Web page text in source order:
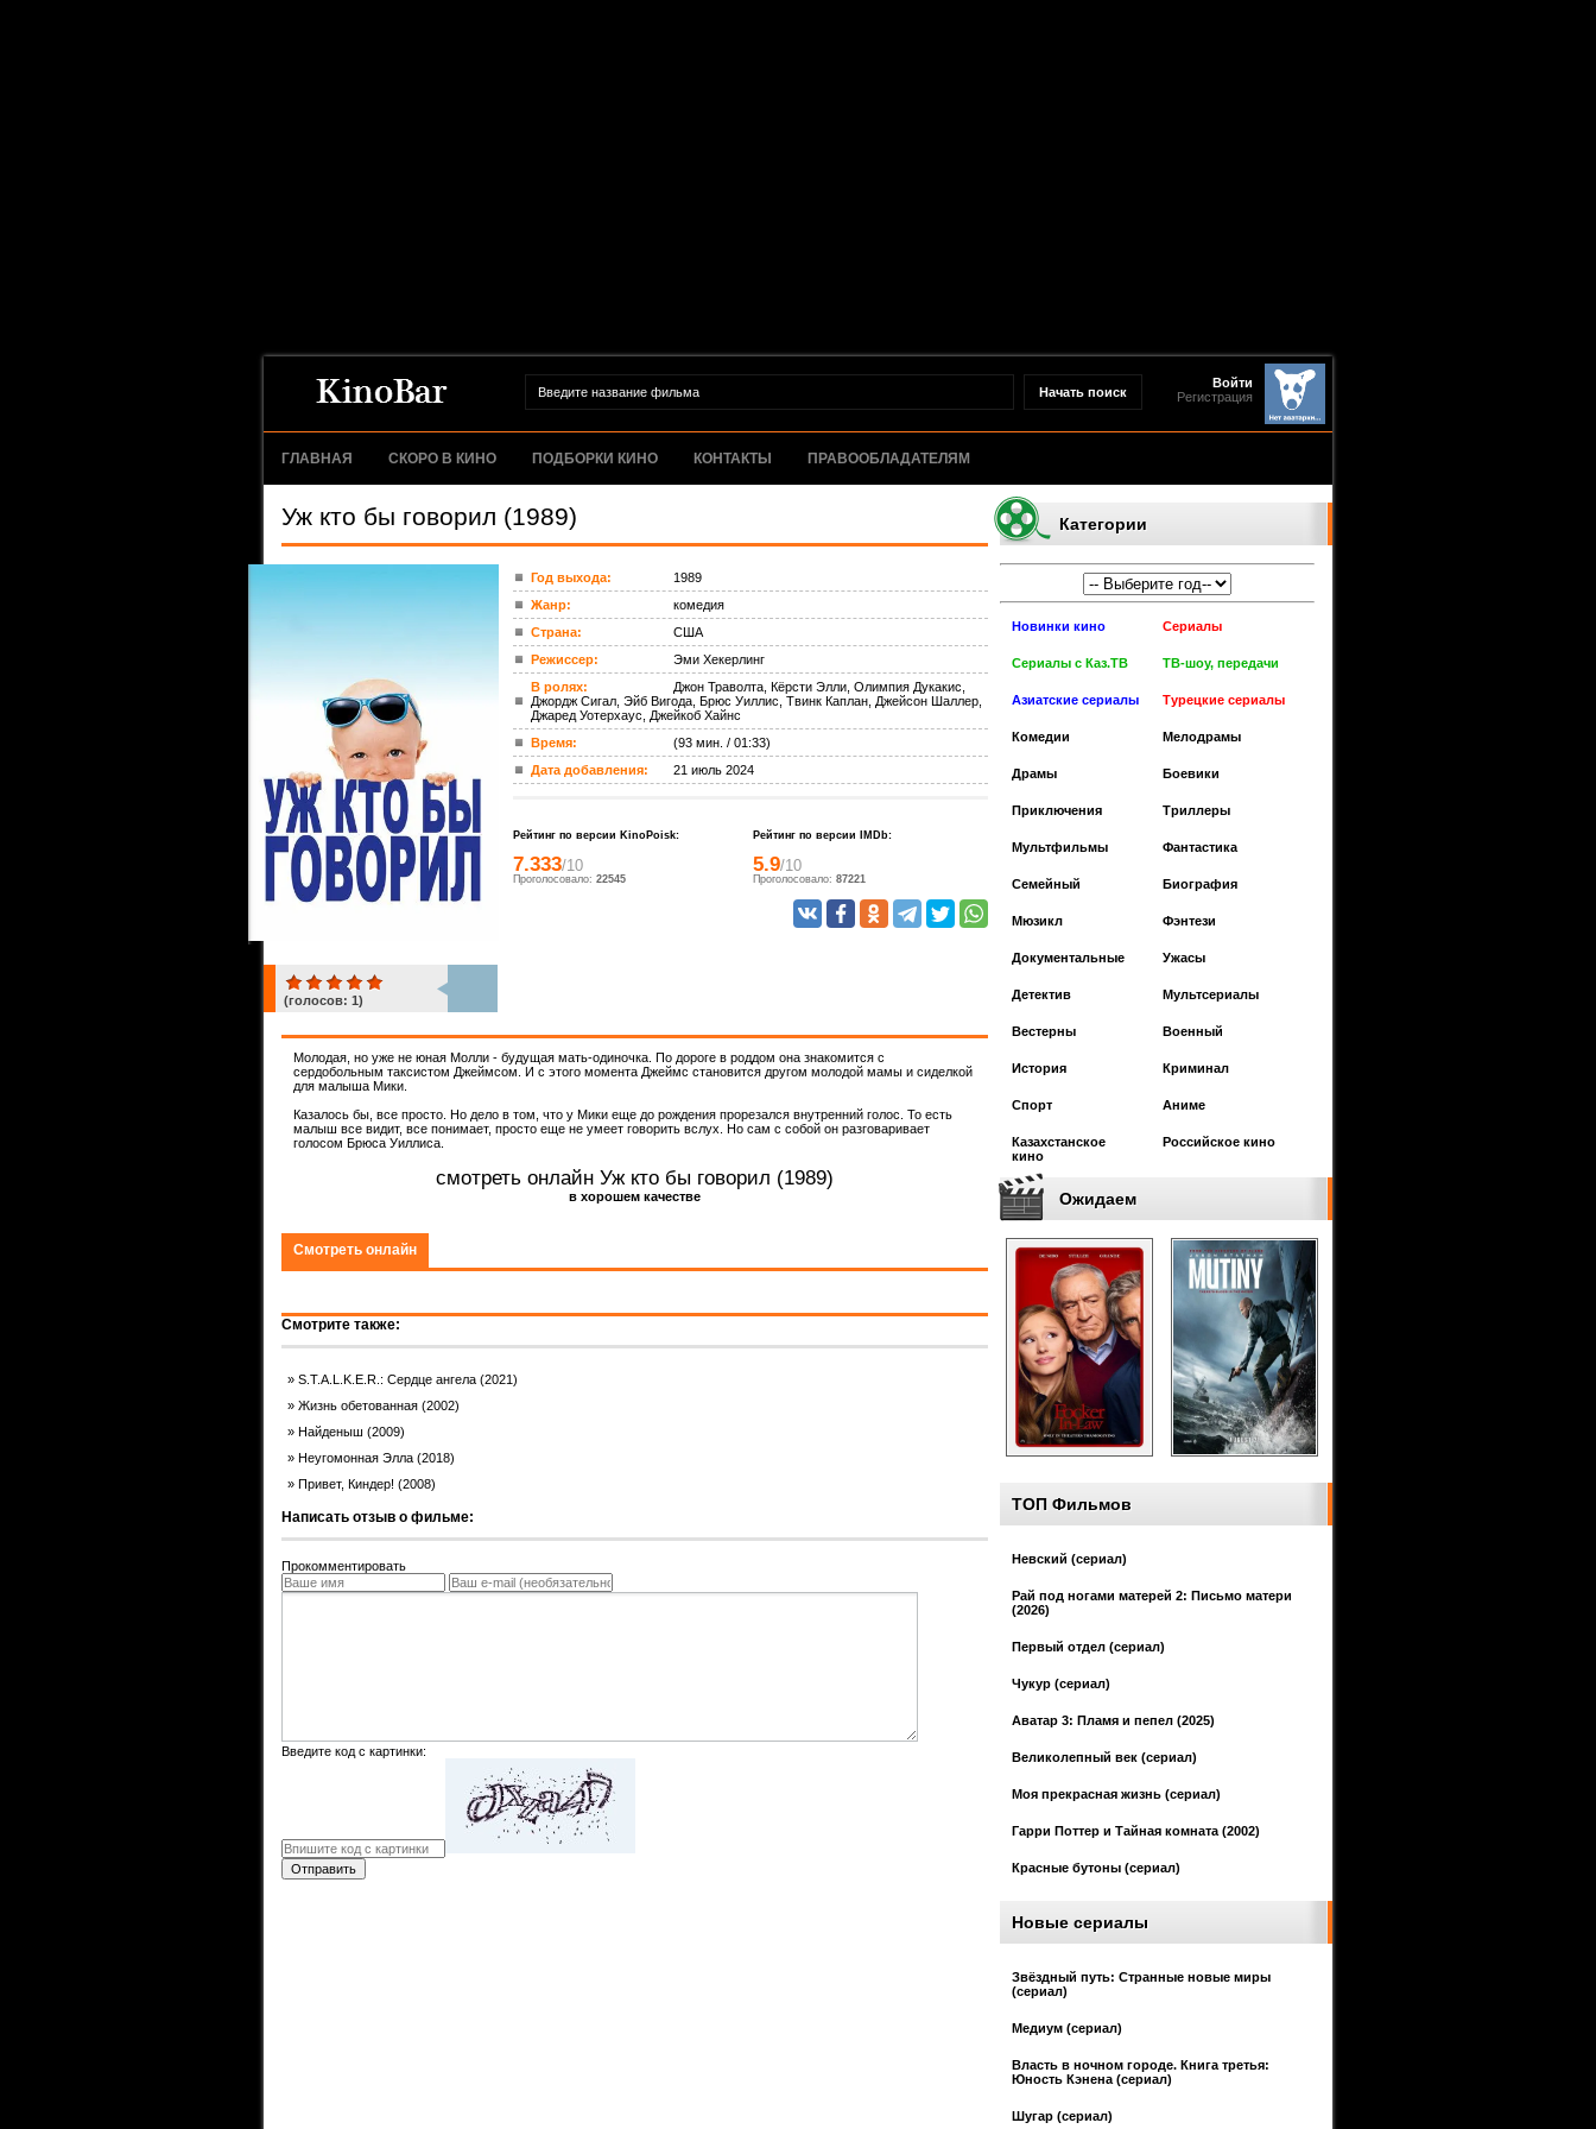
Войти
Регистрация
ГЛАВНАЯ СКОРО В КИНО ПОДБОРКИ КИНО КОНТАКТЫ ПРАВООБЛАДАТЕЛЯМ
Уж кто бы говорил (1989)
(голосов: 1)
Год выхода:
1989
Жанр:
комедия
Страна:
США
Режиссер:
Эми Хекерлинг
В ролях:
Джон Траволта, Кёрсти Элли, Олимпия Дукакис,
Джордж Сигал, Эйб Вигода, Брюс Уиллис, Твинк Каплан, Джейсон Шаллер,
Джаред Уотерхаус, Джейкоб Хайнс
Время:
(93 мин. / 01:33)
Дата добавления:
21 июль 2024
Рейтинг по версии KinoPoisk:
7.333/10
Проголосовало: 22545
Рейтинг по версии IMDb:
5.9/10
Проголосовало: 87221
Молодая, но уже не юная Молли - будущая мать-одиночка. По дороге в роддом она знакомится с
сердобольным таксистом Джеймсом. И с этого момента Джеймс становится другом молодой мамы и сиделкой
для малыша Мики.
Казалось бы, все просто. Но дело в том, что у Мики еще до рождения прорезался внутренний голос. То есть
малыш все видит, все понимает, просто еще не умеет говорить вслух. Но сам с собой он разговаривает
голосом Брюса Уиллиса.
смотреть онлайн Уж кто бы говорил (1989)
в хорошем качестве
Смотреть онлайн
Смотрите также:
S.T.A.L.K.E.R.: Сердце ангела (2021)
Жизнь обетованная (2002)
Найденыш (2009)
Неугомонная Элла (2018)
Привет, Киндер! (2008)
Написать отзыв о фильме:
Прокомментировать
Введите код с картинки:
Отправить
Категории
Новинки кино Сериалы
Сериалы с Каз.ТВ ТВ-шоу, передачи
Азиатские сериалы Турецкие сериалы
Комедии Мелодрамы
Драмы Боевики
Приключения Триллеры
Мультфильмы Фантастика
Cемейный Биография
Мюзикл Фэнтези
Документальные Ужасы
Детектив Мультсериалы
Вестерны Военный
История Криминал
Спорт Аниме
Казахстанское
кино
Российское кино
Ожидаем
ТОП Фильмов
Невский (сериал)
Рай под ногами матерей 2: Письмо матери
(2026)
Первый отдел (сериал)
Чукур (сериал)
Аватар 3: Пламя и пепел (2025)
Великолепный век (сериал)
Моя прекрасная жизнь (сериал)
Гарри Поттер и Тайная комната (2002)
Красные бутоны (сериал)
Новые сериалы
Звёздный путь: Странные новые миры
(сериал)
Медиум (сериал)
Власть в ночном городе. Книга третья:
Юность Кэнена (сериал)
Шугар (сериал)